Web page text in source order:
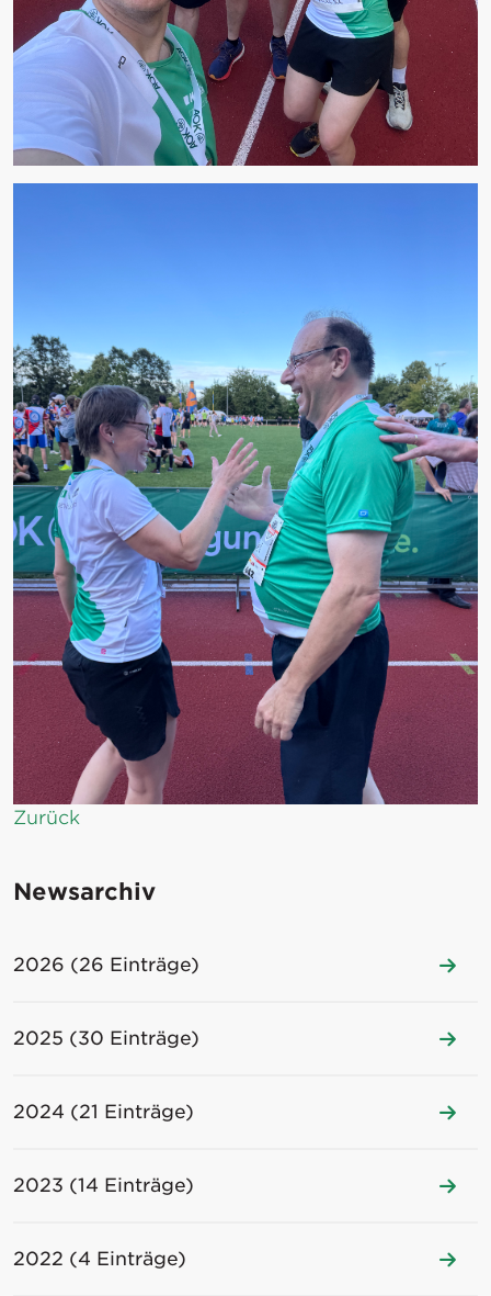
Zurück
Newsarchiv
2026 (26 Einträge)
2025 (30 Einträge)
2024 (21 Einträge)
2023 (14 Einträge)
2022 (4 Einträge)